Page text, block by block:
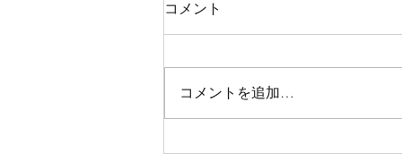
コメント
コメントを追加…